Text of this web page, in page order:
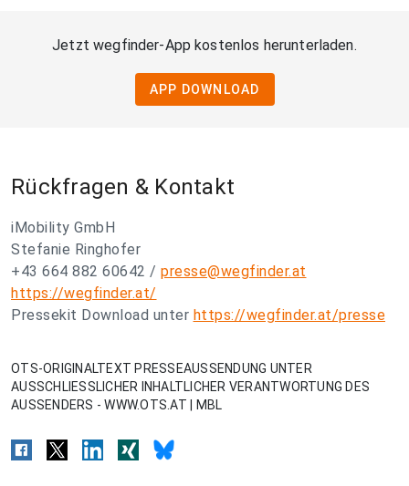
Jetzt wegfinder-App kostenlos herunterladen.
APP DOWNLOAD
Rückfragen & Kontakt
iMobility GmbH
Stefanie Ringhofer
+43 664 882 60642 / presse@wegfinder.at
https://wegfinder.at/
Pressekit Download unter https://wegfinder.at/presse
OTS-ORIGINALTEXT PRESSEAUSSENDUNG UNTER
AUSSCHLIESSLICHER INHALTLICHER VERANTWORTUNG DES
AUSSENDERS - WWW.OTS.AT | MBL